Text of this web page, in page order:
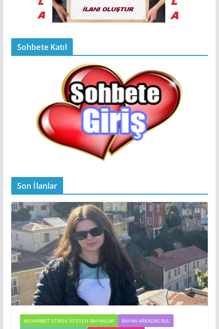
Sohbete Katıl
Son İlanlar
MUHABBET ETMEK İSTEYEN BAYANLAR BAYAN ARKADAS BUL